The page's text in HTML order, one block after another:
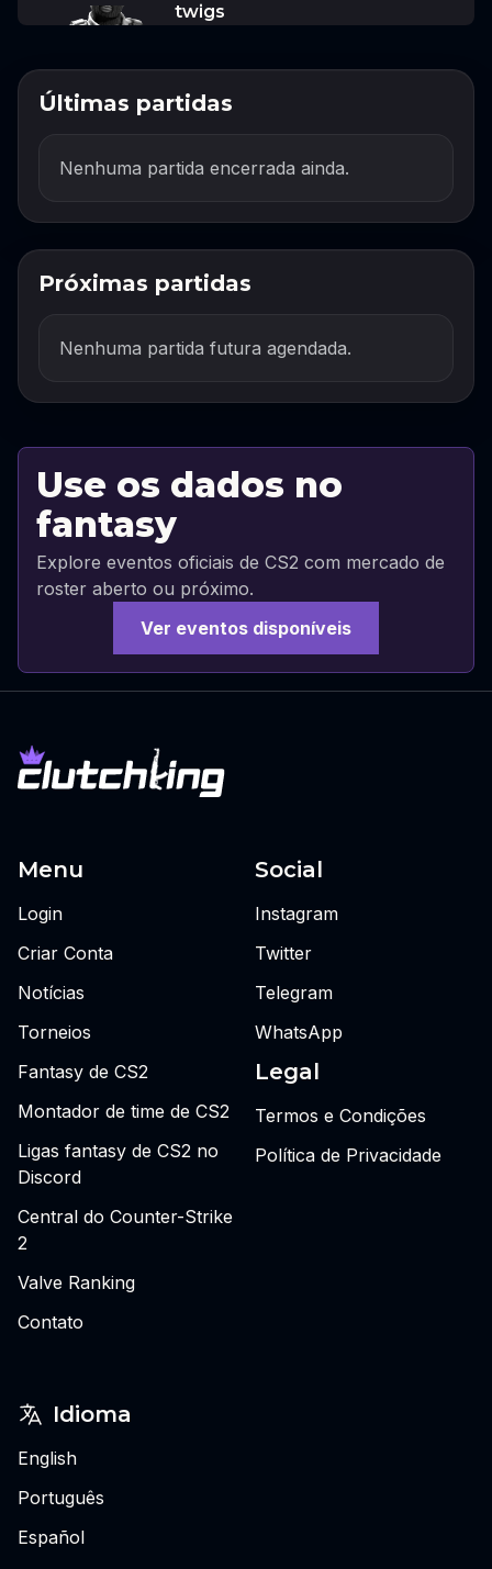
twigs
Últimas partidas
Nenhuma partida encerrada ainda.
Próximas partidas
Nenhuma partida futura agendada.
Use os dados no
fantasy
Explore eventos oficiais de CS2 com mercado de
roster aberto ou próximo.
Ver eventos disponíveis
Menu
Login
Criar Conta
Notícias
Torneios
Fantasy de CS2
Montador de time de CS2
Ligas fantasy de CS2 no
Discord
Central do Counter-Strike
2
Valve Ranking
Contato
Social
Instagram
Twitter
Telegram
WhatsApp
Legal
Termos e Condições
Política de Privacidade
Idioma
English
Português
Español